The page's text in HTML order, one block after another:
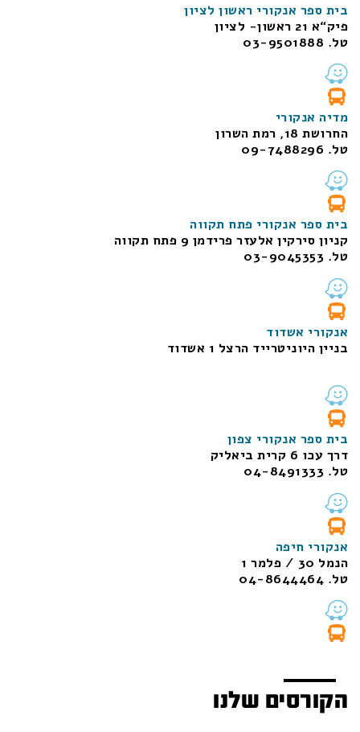
בית ספר אנקורי ראשון לציון
פיק“א 21 ראשון- לציון
טל. 03-9501888
מדיה אנקורי
החרושת 18, רמת השרון
טל. 09-7488296
בית ספר אנקורי פתח תקווה
קניון סירקין אלעזר פרידמן 9 פתח תקווה
טל. 03-9045353
אנקורי אשדוד
בניין היוניטרייד הרצל 1 אשדוד
בית ספר אנקורי צפון
דרך עכו 6 קרית ביאליק
טל. 04-8491333
אנקורי חיפה
הנמל 30 / פלמר 1
טל. 04-8644464
הקורסים שלנו